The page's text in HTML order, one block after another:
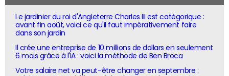
Le jardinier du roi d'Angleterre Charles III est catégorique :
avant fin août, voici ce qu'il faut impérativement faire
dans son jardin
Il crée une entreprise de 10 millions de dollars en seulement
6 mois grâce à l'IA : voici la méthode de Ben Broca
Votre salaire net va peut-être changer en septembre :